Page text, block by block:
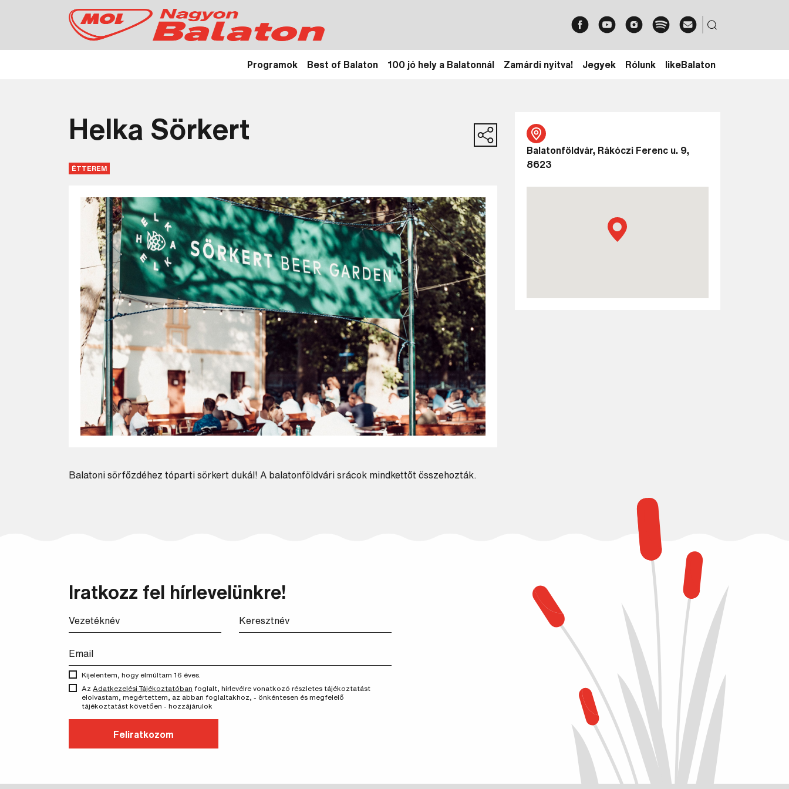
Programok Best of Balaton 100 jó hely a Balatonnál Zamárdi nyitva! Jegyek Rólunk likeBalaton
Helka Sörkert
ÉTTEREM
Balatoni sörfőzdéhez tóparti sörkert dukál! A balatonföldvári srácok mindkettőt összehozták.
Balatonföldvár, Rákóczi Ferenc u. 9,
8623
Iratkozz fel hírlevelünkre!
Kijelentem, hogy elmúltam 16 éves.
Az Adatkezelési Tájékoztatóban foglalt, hírlevélre vonatkozó részletes tájékoztatást
elolvastam, megértettem, az abban foglaltakhoz, - önkéntesen és megfelelő
tájékoztatást követően - hozzájárulok
Feliratkozom